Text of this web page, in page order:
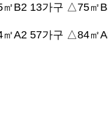
B2 13가구 △75㎡
A2 57가구 △84㎡